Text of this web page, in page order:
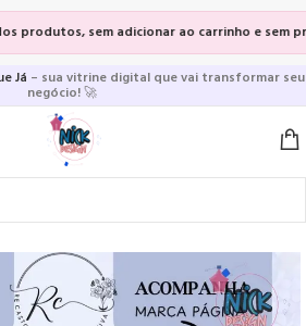
sem adicionar ao carrinho e sem
Já – sua vitrine digital que vai transformar seu
negócio!🚀